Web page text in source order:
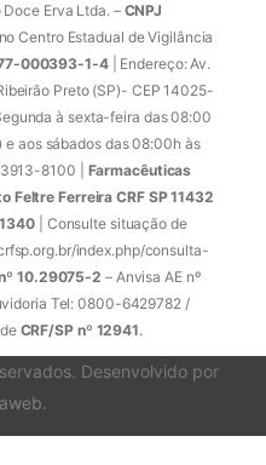
Erva Ltda. – CNPJ
Centro Estadual de Vigilância
000393-1-4| Endereço: Av.
Preto (SP)- CEP 14025-
à sexta-feira das 08:00
e aos sábados das 08:00h às
8100 | Farmacêuticas
Feltre Ferreira CRF SP 11432
| Consulte situação de
index.php/consulta-
10.29075-2 – Anvisa AE nº
Tel: 0800-6429782 /
CRF/SP nº 12941.
Desenvolvido por
.